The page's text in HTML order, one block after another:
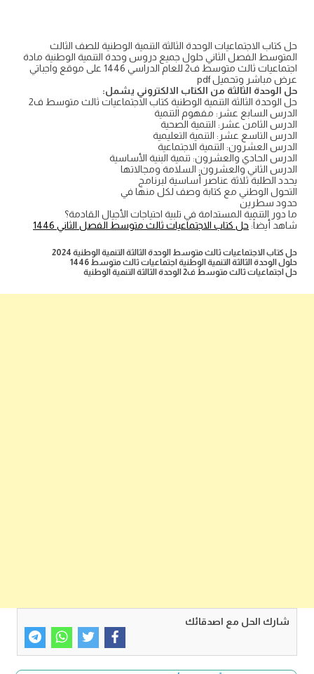
حل كتاب الاجتماعيات الوحدة الثالثة التنمية الوطنية للصف الثالث
المتوسط الفصل الثاني حلول جميع دروس وحدة التنمية الوطنية مادة
اجتماعيات ثالث متوسط ف2 للعام الدراسي 1446 على موقع واجباتي
عرض مباشر وتحميل pdf
حل الوحدة الثالثة من الكتاب الالكتروني يشمل:
حل الوحدة الثالثة التنمية الوطنية كتاب الاجتماعيات ثالث متوسط ف2
الدرس السابع عشر: مفهوم التنمية
الدرس الثامن عشر: التنمية الصحية
الدرس التاسع عشر: التنمية التعليمية
الدرس العشرون: التنمية الاجتماعية
الدرس الحادي والعشرون: تنمية البنية الأساسية
الدرس الثاني والعشرون: السلامة ومجالاتها
يحدد الطلبة ثلاثة عناصر أساسية لبرنامج
التحول الوطني مع كتابة وصف لكل منها في
حدود سطرين
ما دور التنمية المستدامة في تلبية احتياجات الأجيال القادمة؟
شاهد أيضاً: حل كتاب الاجتماعيات ثالث متوسط الفصل الثاني 1446
حل كتاب الاجتماعيات ثالث متوسط الوحدة الثالثة التنمية الوطنية 2024
حلول الوحدة الثالثة التنمية الوطنية اجتماعيات ثالث متوسط 1446
حل اجتماعيات ثالث متوسط ف2 الوحدة الثالثة التنمية الوطنية
شارك الحل مع اصدقائك